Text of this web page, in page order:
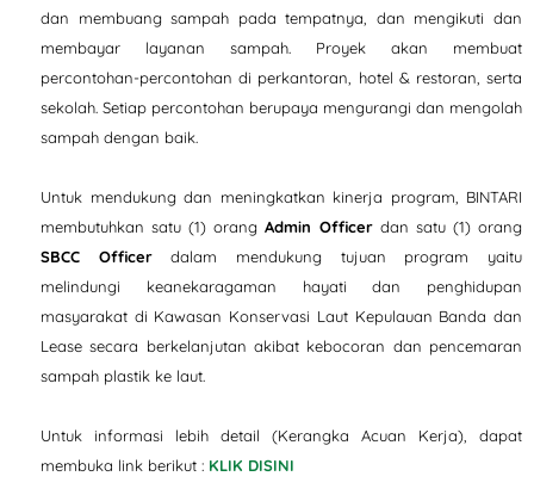
dan membuang sampah pada tempatnya, dan mengikuti dan
membayar layanan sampah. Proyek akan membuat
percontohan-percontohan di perkantoran, hotel & restoran, serta
sekolah. Setiap percontohan berupaya mengurangi dan mengolah
sampah dengan baik.
Untuk mendukung dan meningkatkan kinerja program, BINTARI
membutuhkan satu (1) orangAdmin Officerdan satu (1) orang
SBCC Officerdalam mendukung tujuan program yaitu
melindungi keanekaragaman hayati dan penghidupan
masyarakat di Kawasan Konservasi Laut Kepulauan Banda dan
Lease secara berkelanjutan akibat kebocoran dan pencemaran
sampah plastik ke laut.
Untuk informasi lebih detail (Kerangka Acuan Kerja), dapat
membuka link berikut : KLIK DISINI